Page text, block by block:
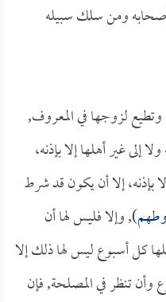
ومن سلك سبيله
لزوجها في المعروف,
إلى غير أهلها إلا بإذنه،
إلا أن يكون قد شرط
), وإلا فليس لها أن
كل أسبوع ليس لها ذلك إلا
تنظر في المصلحة, فإن